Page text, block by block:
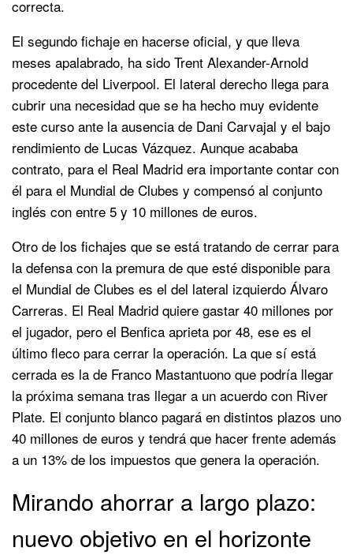
correcta.
El segundo fichaje en hacerse oficial, y que lleva
meses apalabrado, ha sido Trent Alexander-Arnold
procedente del Liverpool. El lateral derecho llega para
cubrir una necesidad que se ha hecho muy evidente
este curso ante la ausencia de Dani Carvajal y el bajo
rendimiento de Lucas Vázquez. Aunque acababa
contrato, para el Real Madrid era importante contar con
él para el Mundial de Clubes y compensó al conjunto
inglés con entre 5 y 10 millones de euros.
Otro de los fichajes que se está tratando de cerrar para
la defensa con la premura de que esté disponible para
el Mundial de Clubes es el del lateral izquierdo Álvaro
Carreras. El Real Madrid quiere gastar 40 millones por
el jugador, pero el Benfica aprieta por 48, ese es el
último fleco para cerrar la operación. La que sí está
cerrada es la de Franco Mastantuono que podría llegar
la próxima semana tras llegar a un acuerdo con River
Plate. El conjunto blanco pagará en distintos plazos uno
40 millones de euros y tendrá que hacer frente además
a un 13% de los impuestos que genera la operación.
Mirando ahorrar a largo plazo:
nuevo objetivo en el horizonte